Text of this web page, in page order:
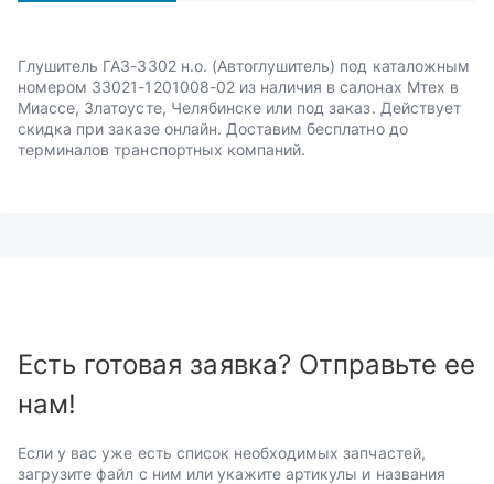
Глушитель ГАЗ-3302 н.о. (Автоглушитель) под каталожным
номером 33021-1201008-02 из наличия в салонах Мтех в
Миассе, Златоусте, Челябинске или под заказ. Действует
скидка при заказе онлайн. Доставим бесплатно до
терминалов транспортных компаний.
Есть готовая заявка? Отправьте ее
нам!
Если у вас уже есть список необходимых запчастей,
загрузите файл с ним или укажите артикулы и названия